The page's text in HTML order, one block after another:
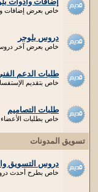
خاص بعرض إضافات
دروس بلوجر
خاص بعرض آخر دروس
طلبات الدعم
خاص بتقديم
طلبات التصاميم
خاص بطلبات الأعضاء
تسويق المدونات
دروس التسويق
خاص بطرح أحدث